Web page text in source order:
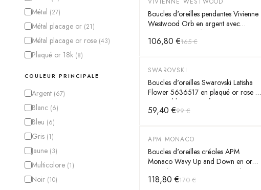
Métal (27)
Métal placage or (21)
Métal placage or rose (43)
Plaqué or 18k (8)
COULEUR PRINCIPALE
Argent (67)
Blanc (6)
Bleu (6)
Gris (1)
Jaune (3)
Multicolore (1)
Noir (10)
-35%
Boucles d'oreilles pendantes Vivienne
Westwood Orb en argent avec
cristaux noirs - Réf. 111497S - Pour
Femme
106,80 €165 €
-40%
SWAROVSKI
Boucles d'oreilles Swarovski Latisha
Flower 5636517 en plaqué or rose et
cristaux blancs pour femme
59,40 €99 €
-30%
APM MONACO
Boucles d'oreilles créoles APM
Monaco Wavy Up and Down en or
jaune 18 carats avec micropavés -
Réf. YE15905OX
118,80 €170 €